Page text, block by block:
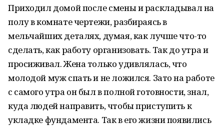
Приходил домой после смены и раскладывал на
полу в комнате чертежи, разбираясь в
мельчайших деталях, думая, как лучше что-то
сделать, как работу организовать. Так до утра и
просиживал. Жена только удивлялась, что
молодой муж спать и не ложился. Зато на работе
с самого утра он был в полной готовности, знал,
куда людей направить, чтобы приступить к
укладке фундамента. Так в его жизни появились